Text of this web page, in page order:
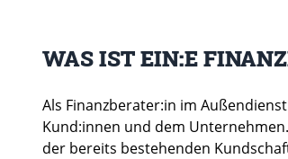
WAS IST EIN:E
Als Finanzberater:in im
Kund:innen und dem
der bereits bestehenden